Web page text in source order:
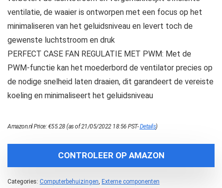
ventilatie, de waaier is ontworpen met een focus op het
minimaliseren van het geluidsniveau en levert toch de
gewenste luchtstroom en druk
PERFECT CASE FAN REGULATIE MET PWM: Met de
PWM-functie kan het moederbord de ventilator precies op
de nodige snelheid laten draaien, dit garandeert de vereiste
koeling en minimaliseert het geluidsniveau
Amazon.nl Price:€55.28(as of 21/05/2022 18:56 PST-Details)
CONTROLEER OP AMAZON
Categories: Computerbehuizingen Externe componenten